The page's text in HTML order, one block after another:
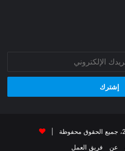
عن فريق العمل